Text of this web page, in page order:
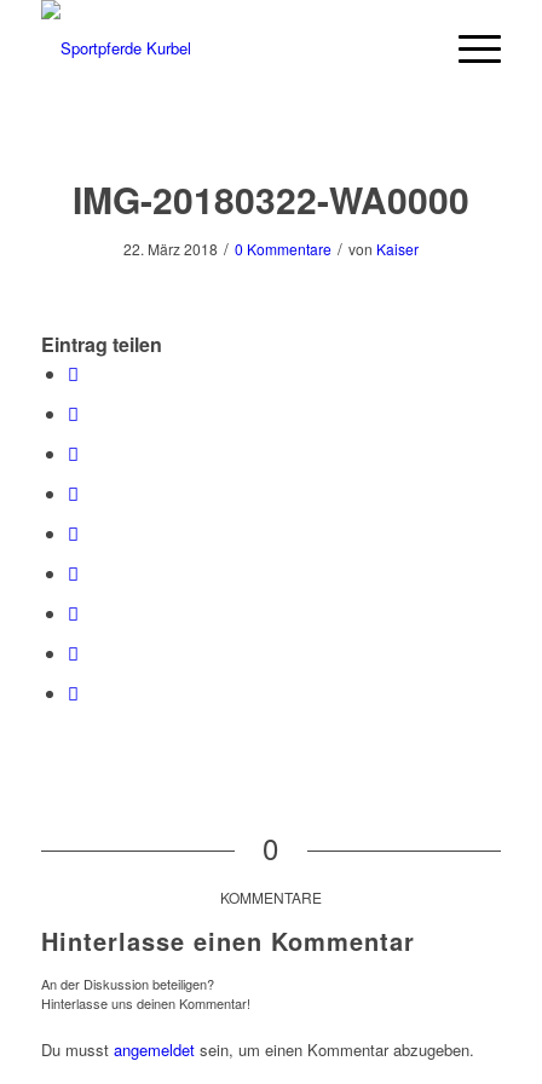
IMG-20180322-WA0000
22. März 2018 / 0 Kommentare / von Kaiser
Eintrag teilen
0
KOMMENTARE
Hinterlasse einen Kommentar
An der Diskussion beteiligen?
Hinterlasse uns deinen Kommentar!
Du musst angemeldetsein, um einen Kommentar abzugeben.